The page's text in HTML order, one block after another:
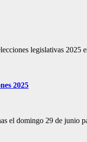
legislativas
2025
el domingo 29 de junio